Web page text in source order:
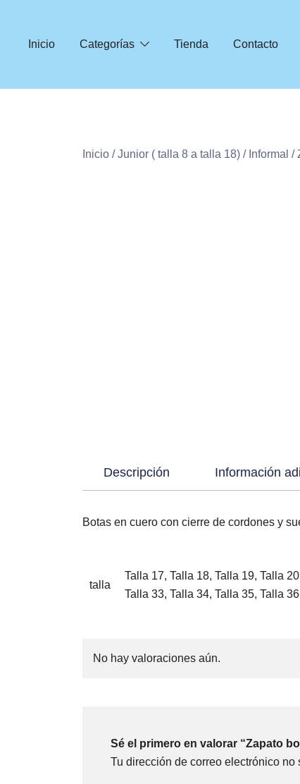
Inicio Categorías Tienda Contacto
Inicio /Junior ( talla 8 a talla 18) / Informal /
Descripción Información
Botas en cuero con cierre de cordones y
talla
Talla 17, Talla 18, Talla 19, Talla
Talla 33, Talla 34, Talla 35, Talla
No hay valoraciones aún.
Sé el primero en valorar “Zapato
Tu dirección de correo electrónico no